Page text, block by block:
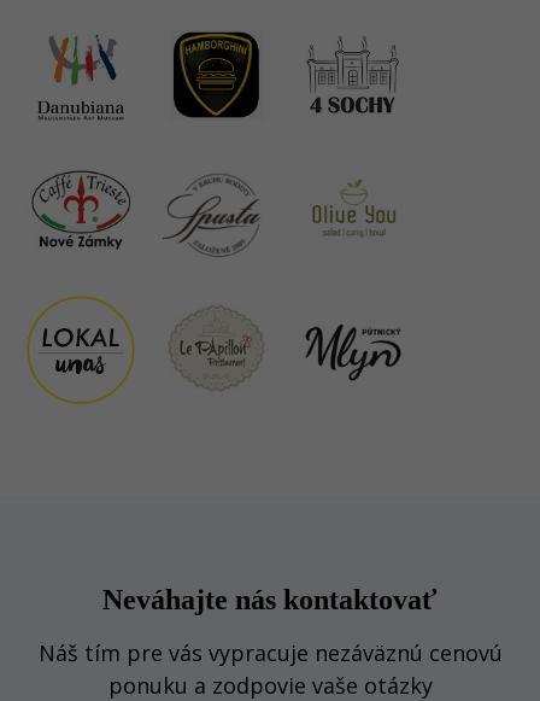
Neváhajte nás kontaktovať
Náš tím pre vás vypracuje nezáväznú cenovú
ponuku a zodpovie vaše otázky